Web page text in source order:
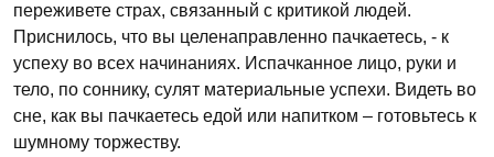
переживете страх, связанный с критикой людей.
Приснилось, что вы целенаправленно пачкаетесь, - к
успеху во всех начинаниях. Испачканное лицо, руки и
тело, по соннику, сулят материальные успехи. Видеть во
сне, как вы пачкаетесь едой или напитком – готовьтесь к
шумному торжеству.